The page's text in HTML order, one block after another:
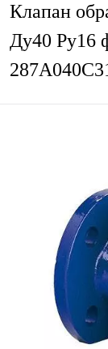
Клапан
Ду40 Ру16